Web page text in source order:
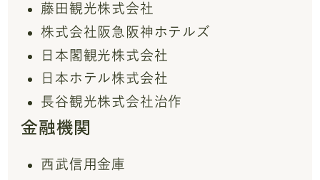
藤田観光株式会社
株式会社阪急阪神ホテルズ
日本閣観光株式会社
日本ホテル株式会社
長谷観光株式会社治作
金融機関
西武信用金庫